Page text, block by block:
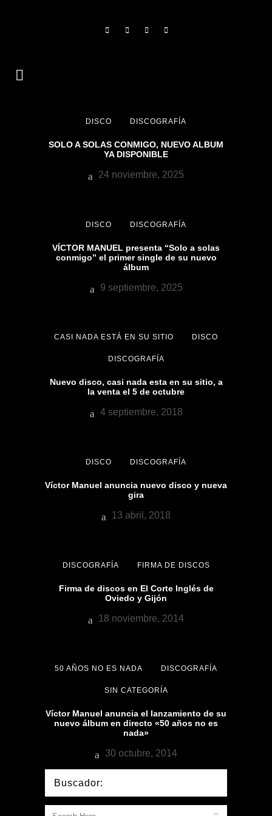
DISCO DISCOGRAFÍA
SOLO A SOLAS CONMIGO, NUEVO ALBUM
YA DISPONIBLE
24 noviembre, 2025
DISCO DISCOGRAFÍA
VÍCTOR MANUEL presenta “Solo a solas
conmigo” el primer single de su nuevo
álbum
9 septiembre, 2025
CASI NADA ESTÁ EN SU SITIO DISCO
DISCOGRAFÍA
Nuevo disco, casi nada esta en su sitio, a
la venta el 5 de octubre
4 septiembre, 2018
DISCO DISCOGRAFÍA
Víctor Manuel anuncia nuevo disco y nueva
gira
13 abril, 2018
DISCOGRAFÍA FIRMA DE DISCOS
Firma de discos en El Corte Inglés de
Oviedo y Gijón
18 noviembre, 2014
50 AÑOS NO ES NADA DISCOGRAFÍA
SIN CATEGORÍA
Víctor Manuel anuncia el lanzamiento de su
nuevo álbum en directo «50 años no es
nada»
30 octubre, 2014
Buscador: